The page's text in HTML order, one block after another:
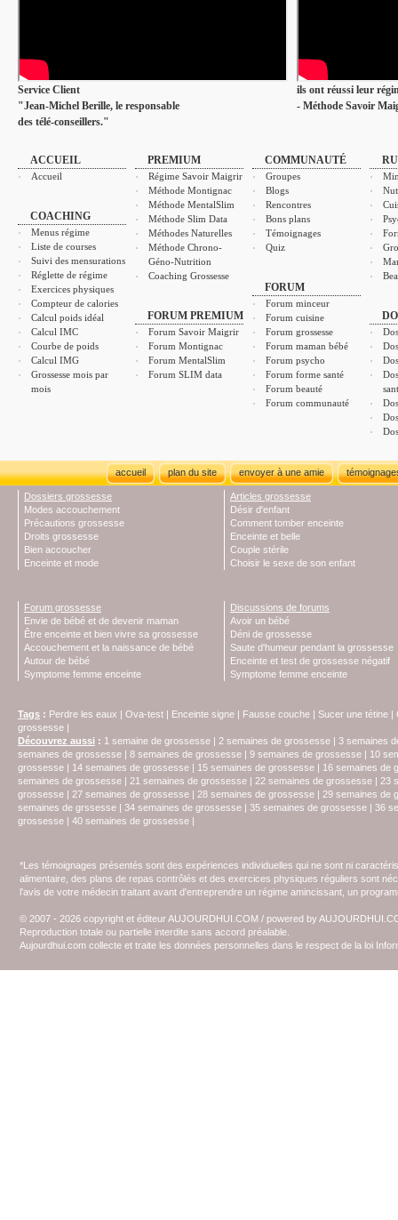
Service Client
"Jean-Michel Berille, le responsable
des télé-conseillers."
ils ont réussi leur
- Méthode Savoir
ACCUEIL
Accueil
COACHING
Menus régime
Liste de courses
Suivi des mensurations
Réglette de régime
Exercices physiques
Compteur de calories
Calcul poids idéal
Calcul IMC
Courbe de poids
Calcul IMG
Grossesse mois par
mois
PREMIUM
Régime Savoir Maigrir
Méthode Montignac
Méthode MentalSlim
Méthode Slim Data
Méthodes Naturelles
Méthode Chrono-
Géno-Nutrition
Coaching Grossesse
FORUM PREMIUM
Forum Savoir Maigrir
Forum Montignac
Forum MentalSlim
Forum SLIM data
COMMUNAUTÉ
Groupes
Blogs
Rencontres
Bons plans
Témoignages
Quiz
FORUM
Forum minceur
Forum cuisine
Forum grossesse
Forum maman bébé
Forum psycho
Forum forme santé
Forum beauté
Forum communauté
accueil plan du site envoyer à une amie
Dossiers grossesse
Modes accouchement
Précautions grossesse
Droits grossesse
Bien accoucher
Enceinte et mode
Articles grossesse
Désir d'enfant
Comment tomber enceinte
Enceinte et belle
Couple stérile
Choisir le sexe de son enfant
Forum grossesse
Envie de bébé et de devenir maman
Être enceinte et bien vivre sa grossesse
Accouchement et la naissance de bébé
Autour de bébé
Symptome femme enceinte
Discussions de forums
Avoir un bébé
Déni de grossesse
Saute d'humeur pendant la grossesse
Enceinte et test de grossesse négatif
Symptome femme enceinte
Tags : Perdre les eaux | Ova-test | Enceinte signe | Fausse couche | Sucer une tétine |
grossesse |
Découvrez aussi : 1 semaine de grossesse | 2 semaines de grossesse | 3 semaines
semaines de grossesse | 8 semaines de grossesse | 9 semaines de grossesse | 10
grossesse | 14 semaines de grossesse | 15 semaines de grossesse | 16 semaines de
semaines de grossesse | 21 semaines de grossesse | 22 semaines de grossesse | 23
grossesse | 27 semaines de grossesse | 28 semaines de grossesse | 29 semaines de
semaines de grssesse | 34 semaines de grossesse | 35 semaines de grossesse | 36
grossesse | 40 semaines de grossesse |
*Les témoignages présentés sont des expériences individuelles qui ne sont ni
alimentaire, des plans de repas contrôlés et des exercices physiques réguliers sont
l'avis de votre médecin traitant avant d'entreprendre un régime amincissant, un
© 2007 - 2026 copyright et éditeur AUJOURDHUI.COM / powered by
Reproduction totale ou partielle interdite sans accord préalable.
Aujourdhui.com collecte et traite les données personnelles dans le respect de la loi